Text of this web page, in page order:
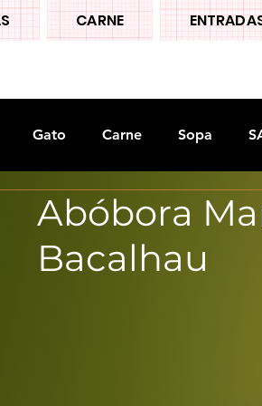
CARNE
Gato Carne Sopa
tradiconais FRUTAS
Abóbora
Bacalhau